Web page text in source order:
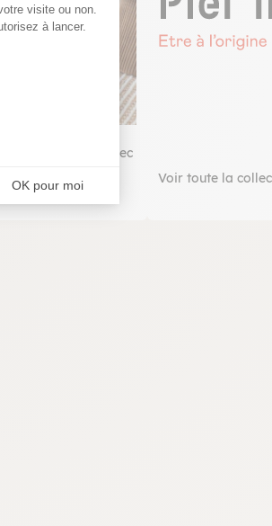
visite ou non.
à lancer.
OK pour moi
effet fourrure avec
Voir toute la